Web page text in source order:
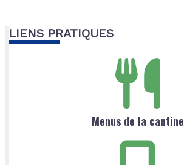
LIENS PRATIQUES
Menus de la cantine